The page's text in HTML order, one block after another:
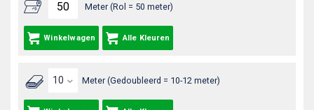
Meter (Rol = 50 meter)
Winkelwagen Alle Kleuren
Meter (Gedoubleerd = 10-12 meter)